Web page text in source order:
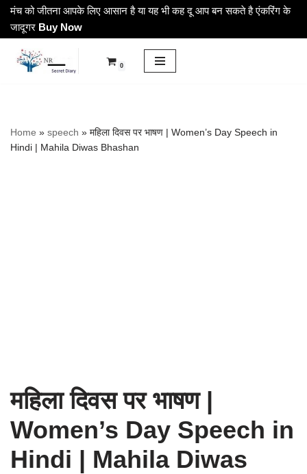
Skip
content
मंच को जीतना आपके लिए आसान है या यह भी कह दू आप बन सकते है एंकरिंग के
जादूगर Buy Now
0
Home » speech » महिला दिवस पर भाषण | Women’s Day Speech in
Hindi | Mahila Diwas Bhashan
महिला दिवस पर भाषण |
Women’s Day Speech in
Hindi | Mahila Diwas